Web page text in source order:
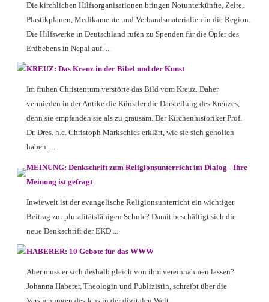
Die kirchlichen Hilfsorganisationen bringen Notunterkünfte, Zelte,
Plastikplanen, Medikamente und Verbandsmaterialien in die Region.
Die Hilfswerke in Deutschland rufen zu Spenden für die Opfer des
Erdbebens in Nepal auf. ...
KREUZ: Das Kreuz in der Bibel und der Kunst
Im frühen Christentum verstörte das Bild vom Kreuz. Daher
vermieden in der Antike die Künstler die Darstellung des Kreuzes,
denn sie empfanden sie als zu grausam. Der Kirchenhistoriker Prof.
Dr. Dres. h.c. Christoph Markschies erklärt, wie sie sich geholfen
haben. ...
MEINUNG: Denkschrift zum Religionsunterricht im Dialog - Ihre
Meinung ist gefragt
Inwieweit ist der evangelische Religionsunterricht ein wichtiger
Beitrag zur pluralitätsfähigen Schule? Damit beschäftigt sich die
neue Denkschrift der EKD ...
HABERER: 10 Gebote für das WWW
Aber muss er sich deshalb gleich von ihm vereinnahmen lassen?
Johanna Haberer, Theologin und Publizistin, schreibt über die